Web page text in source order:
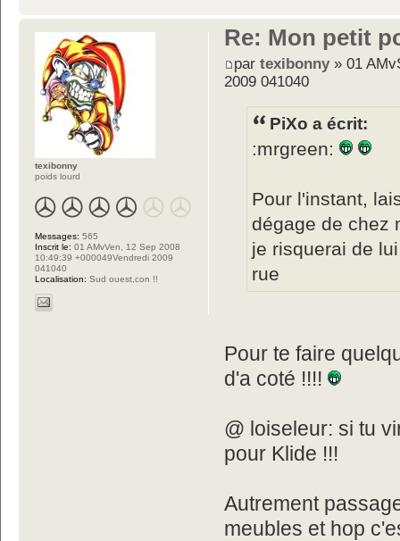
Re: Mon petit
partexibonny» 01
2009 041040
PiXo a écrit:
:mrgreen:
Pour l'instant,
dégage de chez
je risquerai de
rue
Pour te faire
d'a coté !!!!
@ loiseleur: si tu
pour Klide !!!
Autrement
meubles et hop
texibonny
poids lourd
Messages: 565
Inscrit le: 01 AMvVen, 12 Sep 2008
10:49:39 +000049Vendredi 2009
041040
Localisation: Sud ouest,con !!